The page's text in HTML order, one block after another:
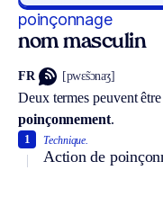
poinçonnage
nom masculin
FR [pwɛ̃sɔnaʒ]
Deux termes peuvent
poinçonnement.
Technique.
Action de
1